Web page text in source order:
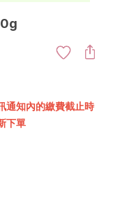
通知內的繳費截止時
下單